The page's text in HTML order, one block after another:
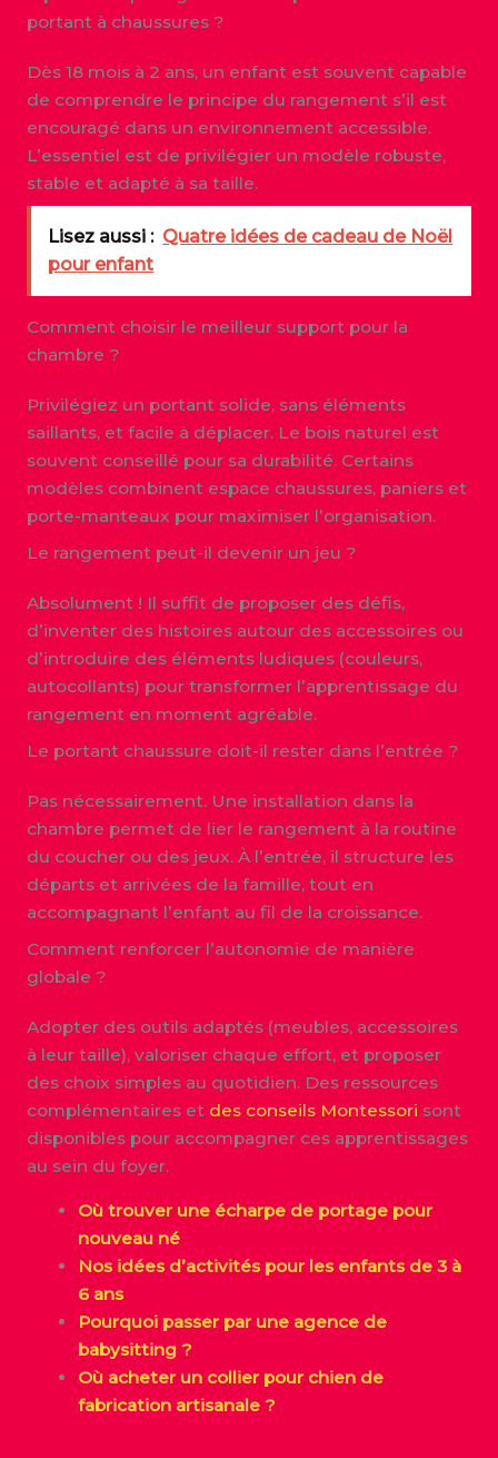
portant à chaussures ?
Dès 18 mois à 2 ans, un enfant est souvent capable
de comprendre le principe du rangement s’il est
encouragé dans un environnement accessible.
L’essentiel est de privilégier un modèle robuste,
stable et adapté à sa taille.
Lisez aussi : Quatre idées de cadeau de Noël
pour enfant
Comment choisir le meilleur support pour la
chambre ?
Privilégiez un portant solide, sans éléments
saillants, et facile à déplacer. Le bois naturel est
souvent conseillé pour sa durabilité. Certains
modèles combinent espace chaussures, paniers et
porte-manteaux pour maximiser l’organisation.
Le rangement peut-il devenir un jeu ?
Absolument ! Il suffit de proposer des défis,
d’inventer des histoires autour des accessoires ou
d’introduire des éléments ludiques (couleurs,
autocollants) pour transformer l’apprentissage du
rangement en moment agréable.
Le portant chaussure doit-il rester dans l’entrée ?
Pas nécessairement. Une installation dans la
chambre permet de lier le rangement à la routine
du coucher ou des jeux. À l’entrée, il structure les
départs et arrivées de la famille, tout en
accompagnant l’enfant au fil de la croissance.
Comment renforcer l’autonomie de manière
globale ?
Adopter des outils adaptés (meubles, accessoires
à leur taille), valoriser chaque effort, et proposer
des choix simples au quotidien. Des ressources
complémentaires et des conseils Montessori sont
disponibles pour accompagner ces apprentissages
au sein du foyer.
Où trouver une écharpe de portage pour
nouveau né
Nos idées d’activités pour les enfants de 3 à
6 ans
Pourquoi passer par une agence de
babysitting ?
Où acheter un collier pour chien de
fabrication artisanale ?